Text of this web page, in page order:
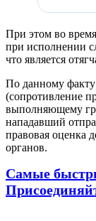
При этом во
при исполнении
что является
По данному факту
(сопротивление
выполняющему
нападавший
правовая оценка
органов.
Самые